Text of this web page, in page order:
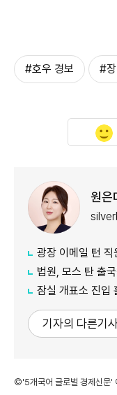
#호우 경보 #
원은
광장 이메일 턴
법원, 모스 탄 출국
잠실 개표소 진입
기자의 다른기
©'5개국어 글로벌 경제신문'